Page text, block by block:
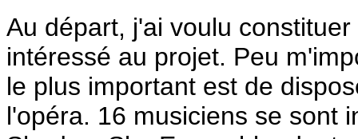
Au départ, j'ai voulu
intéressé au projet. Peu
le plus important est de
l'opéra. 16 musiciens se sont